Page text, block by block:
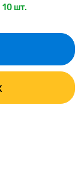
10 шт.